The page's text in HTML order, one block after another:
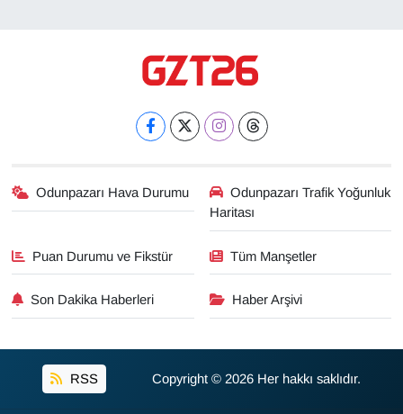
Odunpazarı Hava Durumu
Odunpazarı Trafik Yoğunluk
Haritası
Puan Durumu ve Fikstür Tüm Manşetler
Son Dakika Haberleri Haber Arşivi
RSS Copyright © 2026 Her hakkı saklıdır.